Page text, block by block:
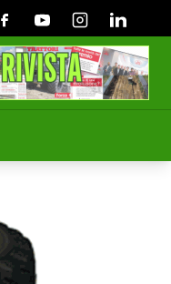
FacebookYoutubeInstagramLinkedin